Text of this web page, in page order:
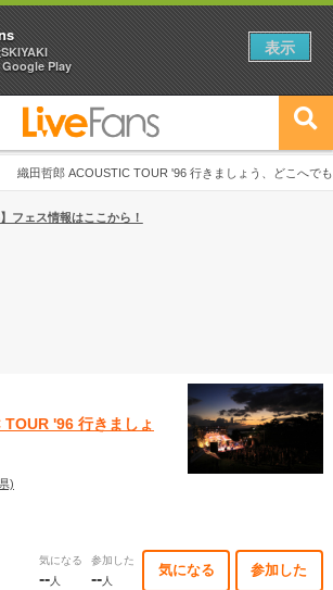
織田哲郎 ACOUSTIC TOUR '96 行きましょう、どこへでも
ング】2026年上半期編発表！
フェス情報はここから！
'96 行きましょ
)
気になる
--人
参加した
--人
気になる 参加した
Google Play
表示